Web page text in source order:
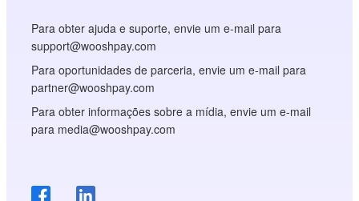
Para obter ajuda e suporte, envie um e-mail para
support@wooshpay.com
Para oportunidades de parceria, envie um e-mail para
partner@wooshpay.com
Para obter informações sobre a mídia, envie um e-mail
para media@wooshpay.com